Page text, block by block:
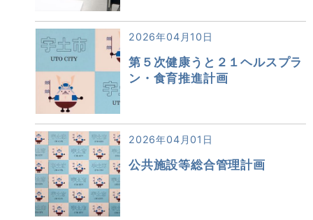
2026年04月10日
第５次健康うと２１ヘルスプラ
ン・食育推進計画
2026年04月01日
公共施設等総合管理計画